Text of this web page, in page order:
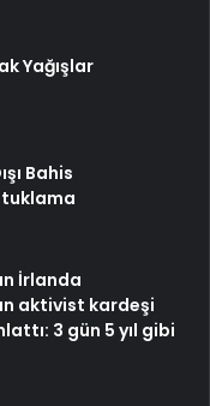
Yağışlar
Bahis
İrlanda
aktivist kardeşi
3 gün 5 yıl gibi